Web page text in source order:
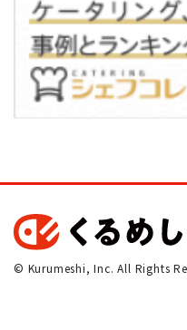
© Kurumeshi, Inc. All Rights